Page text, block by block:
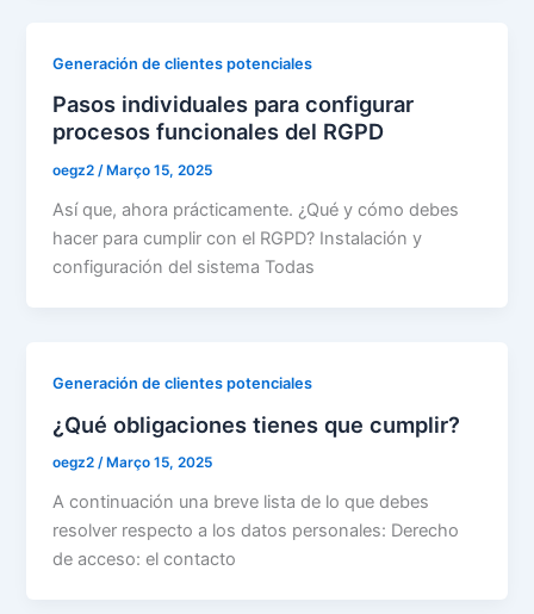
Generación de clientes potenciales
Pasos individuales para configurar
procesos funcionales del RGPD
oegz2/ Março 15, 2025
Así que, ahora prácticamente. ¿Qué y cómo debes
hacer para cumplir con el RGPD? Instalación y
configuración del sistema Todas
Generación de clientes potenciales
¿Qué obligaciones tienes que cumplir?
oegz2/ Março 15, 2025
A continuación una breve lista de lo que debes
resolver respecto a los datos personales: Derecho
de acceso: el contacto